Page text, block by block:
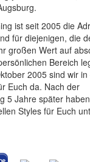
ist seit 2005 die
für diejenigen, die
großen Wert auf
Bereich
2005 sind wir
Euch da. Nach der
5 Jahre später
Styles für Euch